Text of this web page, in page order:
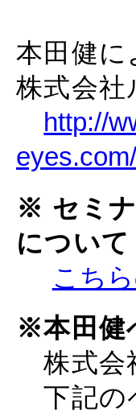
本田健
株式会
http://
※ セミナ
について
こち
※本田健
株式会
下記の